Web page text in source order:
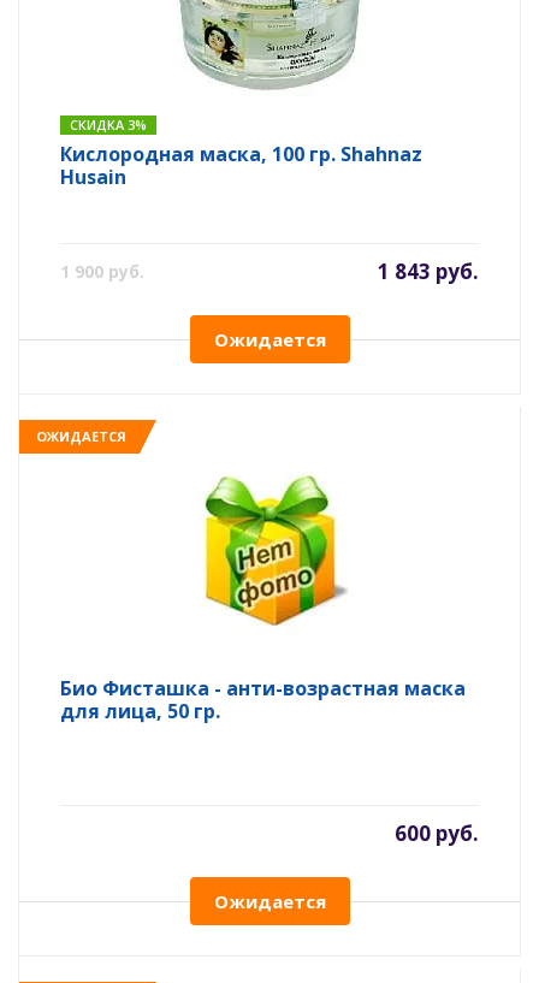
СКИДКА 3%
Кислородная маска, 100 гр. Shahnaz
Husain
1 900 руб. 1 843 руб.
Ожидается
ОЖИДАЕТСЯ
Био Фисташка - анти-возрастная маска
для лица, 50 гр.
600 руб.
Ожидается